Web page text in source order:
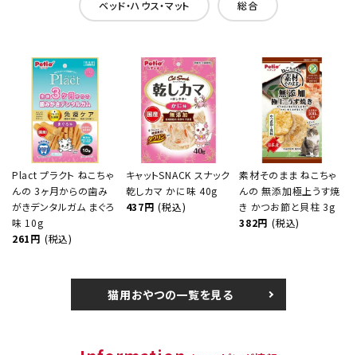
ベッド・ハウス・マット 総合
Plact プラクト ねこちゃ
んの 3ヶ月からの歯み
がきデンタルガム まぐろ
味 10g
261円 (税込)
キャットSNACK スナック
乾しカマ かに味 40g
437円 (税込)
素材そのまま ねこちゃ
んの 無添加極上うす焼
き かつお節と貝柱 3g
382円 (税込)
猫用おやつの一覧を見る